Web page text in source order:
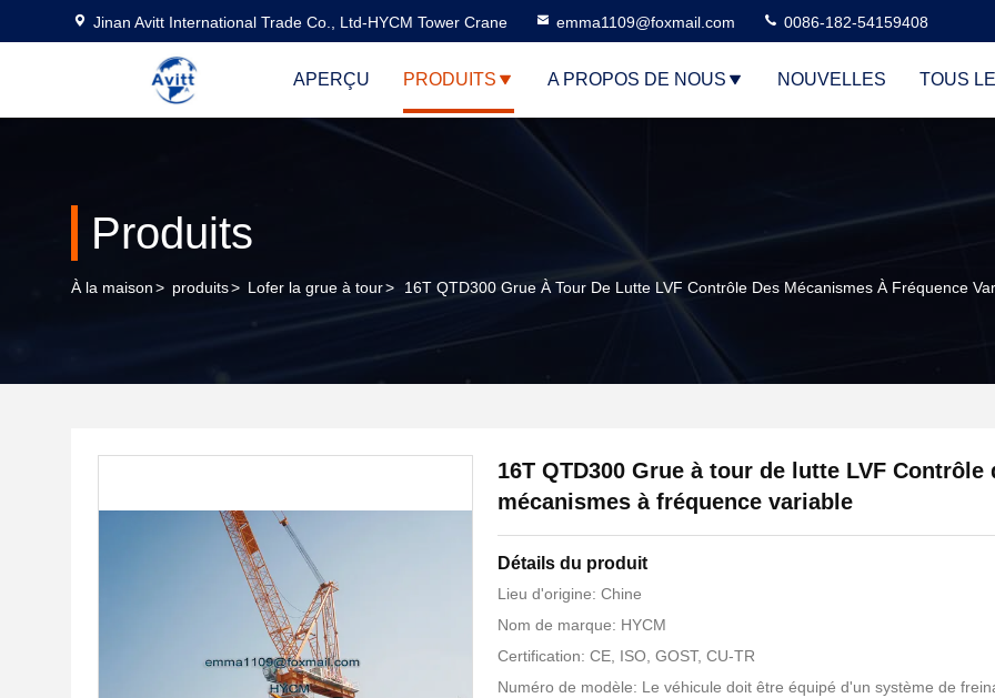
Jinan Avitt International Trade Co., Ltd-HYCM Tower Crane emma1109@foxmail.com 0086-182-54159408
APERÇU PRODUITS A PROPOS DE NOUS NOUVELLES TOUS
Produits
À la maison> produits> Lofer la grue à tour> 16T QTD300 Grue À Tour De Lutte LVF Contrôle Des Mécanismes À Fréquence
16T QTD300 Grue à tour de lutte LVF Contrôle
mécanismes à fréquence variable
Détails du produit
Lieu d'origine: Chine
Nom de marque: HYCM
Certification: CE, ISO, GOST, CU-TR
Numéro de modèle: Le véhicule doit être équipé d'un système de